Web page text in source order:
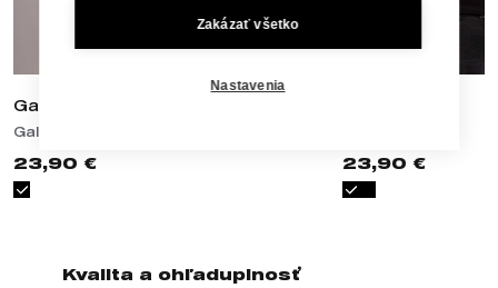
Galanta
Galanta
23,90 € 23,90 €
Kvalita a ohľaduplnosť
Zakázať všetko
Nastavenia